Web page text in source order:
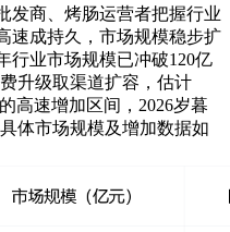
发商、烤肠运营者把握行业
速成持久，市场规模稳步扩
行业市场规模已冲破120亿
升级取渠道扩容，估计
高速增加区间，2026岁暮
体市场规模及增加数据如